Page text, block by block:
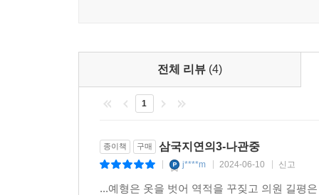
전체 리뷰 (4)
1
종이책 구매 삼국지연의3-나관중
j****m 2024-06-10 신고
...예형은 옷을 벗어 역적을 꾸짖고 의원 길평